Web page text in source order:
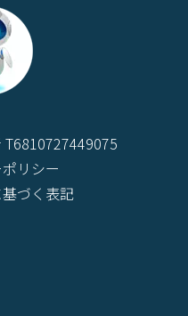
リシー
づく表記